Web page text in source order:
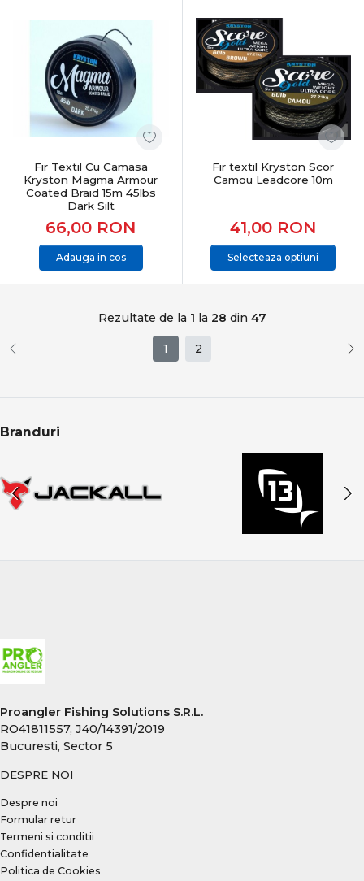
Fir Textil Cu Camasa
Kryston Magma Armour
Coated Braid 15m 45lbs
Dark Silt
66,00 RON
Adauga in cos
Fir textil Kryston Scor
Camou Leadcore 10m
41,00 RON
Selecteaza optiuni
Rezultate de la 1 la 28 din 47
1 2
Branduri
Proangler Fishing Solutions S.R.L.
RO41811557, J40/14391/2019
Bucuresti, Sector 5
DESPRE NOI
Despre noi
Formular retur
Termeni si conditii
Confidentialitate
Politica de Cookies